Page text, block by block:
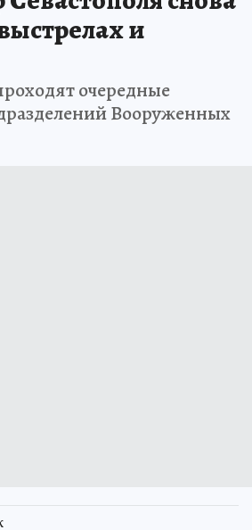
и
очередные
Вооруженных